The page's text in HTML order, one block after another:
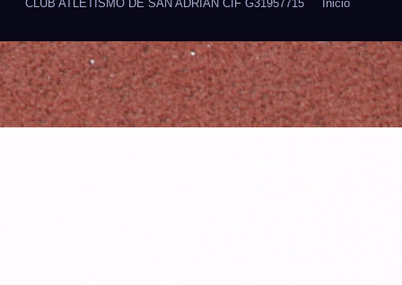
CLUB ATLETISMO DE SAN ADRIAN CIF G31957715 Inicio